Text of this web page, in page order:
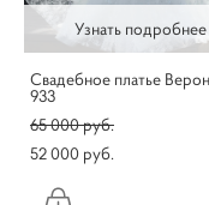
Узнать подробнее
Свадебное платье
933
65 000 pуб.
52 000 pуб.